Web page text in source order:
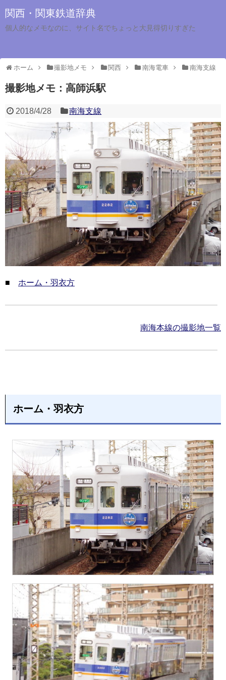
関西・関東鉄道辞典
個人的なメモなのに、サイト名でちょっと大見得切りすぎた
ホーム 撮影地メモ 関西 南海電車 南海支線
撮影地メモ：高師浜駅
2018/4/28 南海支線
■ ホーム・羽衣方
南海本線の撮影地一覧
ホーム・羽衣方